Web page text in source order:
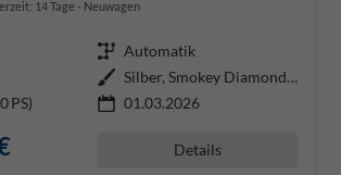
14 Tage Neuwagen
Getriebe Automatik
Außenfarbe
Silber, Smokey Diamond-Silber Me
PS) 01.03.2026
Details